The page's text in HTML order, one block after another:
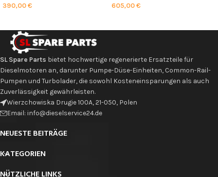
390,00€
605,00€
SL Spare Parts bietet hochwertige regenerierte Ersatzteile für
Dieselmotoren an, darunter Pumpe-Düse-Einheiten, Common-Rail-
Pumpen und Turbolader, die sowohl Kosteneinsparungen als auch
Zuverlässigkeit gewährleisten.
Wierzchowiska Drugie 100A, 21-050, Polen
Email: info@dieselservice24.de
NEUESTE BEITRÄGE
KATEGORIEN
NÜTZLICHE LINKS